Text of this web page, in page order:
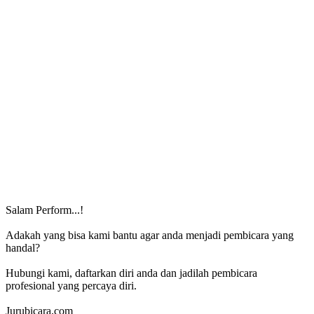
Salam Perform...!
Adakah yang bisa kami bantu agar anda menjadi pembicara yang
handal?
Hubungi kami, daftarkan diri anda dan jadilah pembicara
profesional yang percaya diri.
Jurubicara.com